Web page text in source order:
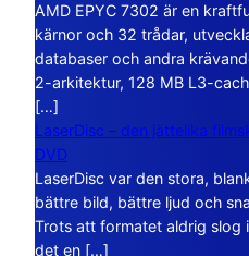
AMD EPYC 7302 är en
kärnor och 32 trådar,
databaser och andra
2-arkitektur, 128 MB L3-
[…]
LaserDisc – den jättelika
DVD
LaserDisc var den stora,
bättre bild, bättre ljud och
Trots att formatet aldrig slog
det en […]